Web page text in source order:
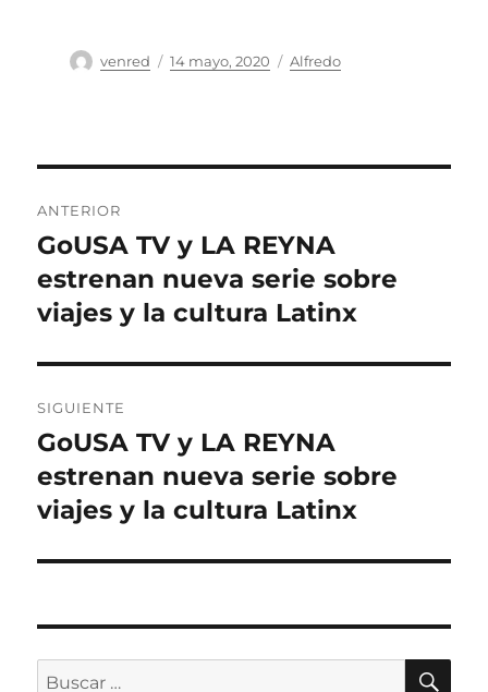
Autor
venred
Publicado
14 mayo, 2020 Categorías
Alfredo
de
entradas
ANTERIOR
Entrada
anterior:
GoUSA TV y LA REYNA
estrenan nueva serie sobre
viajes y la cultura Latinx
SIGUIENTE
Entrada
siguiente:
GoUSA TV y LA REYNA
estrenan nueva serie sobre
viajes y la cultura Latinx
Buscar